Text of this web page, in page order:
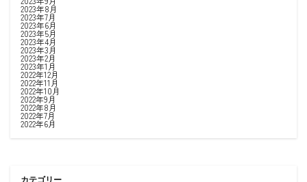
2023年8月
2023年7月
2023年6月
2023年5月
2023年4月
2023年3月
2023年2月
2023年1月
2022年12月
2022年11月
2022年10月
2022年9月
2022年8月
2022年7月
2022年6月
カテゴリー